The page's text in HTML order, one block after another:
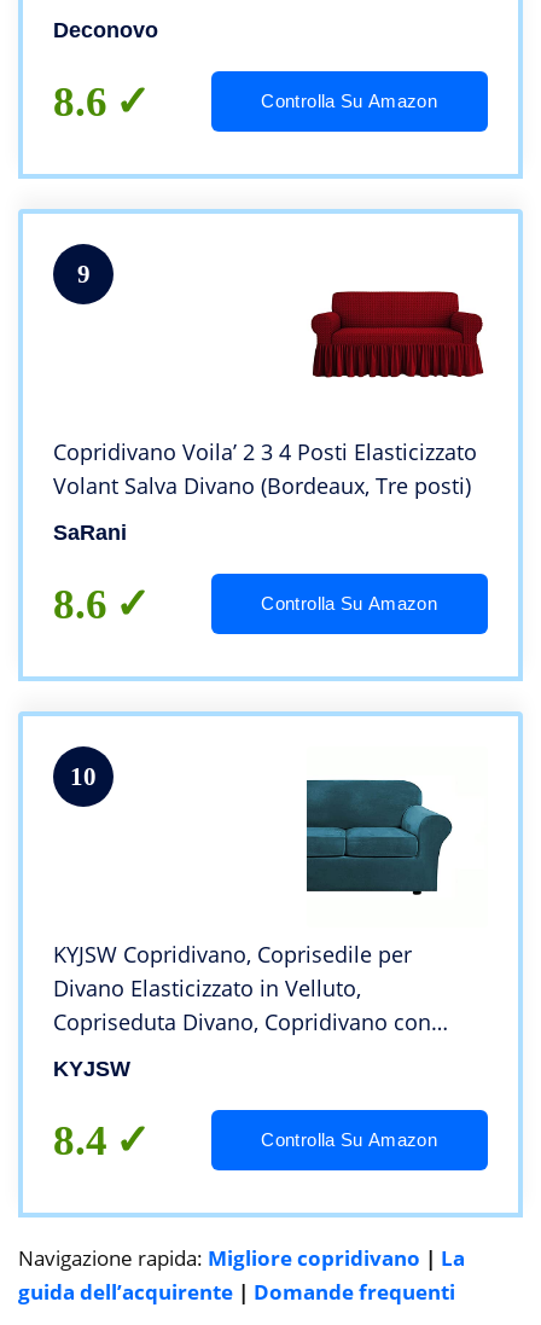
Deconovo
8.6 Controlla Su Amazon
9
Copridivano Voila’ 2 3 4 Posti Elasticizzato
Volant Salva Divano (Bordeaux, Tre posti)
SaRani
8.6 Controlla Su Amazon
10
KYJSW Copridivano, Coprisedile per
Divano Elasticizzato in Velluto,
Copriseduta Divano, Copridivano con
Fodera per Cuscino Indipendente (Verde
KYJSW
8.4 Controlla Su Amazon
Navigazione rapida: Migliore copridivano | La
guida dell’acquirente | Domande frequenti